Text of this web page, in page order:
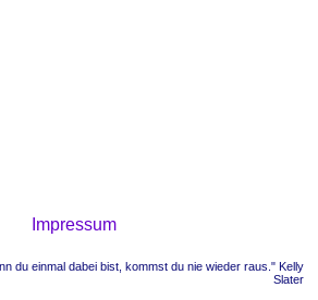
Impressum
du einmal dabei bist, kommst du nie wieder raus." Kelly
Slater